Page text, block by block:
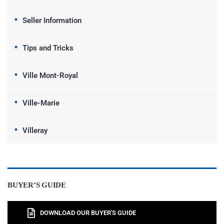
Seller Information
Tips and Tricks
Ville Mont-Royal
Ville-Marie
Villeray
BUYER’S GUIDE
DOWNLOAD OUR BUYER'S GUIDE